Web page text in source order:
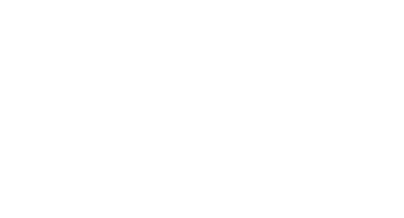
amigo
autor
la foto de esta receta